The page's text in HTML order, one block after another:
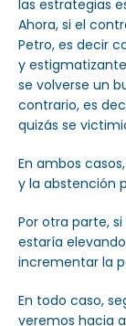
las estrategias
Ahora, si el
Petro, es decir
y
se volverse un
contrario, es
quizás se
En ambos
y la abstención
Por otra parte,
estaría
incrementar la
En todo caso,
veremos hacia